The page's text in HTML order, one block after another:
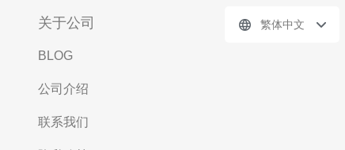
关于公司
BLOG
公司介绍
联系我们
繁体中文